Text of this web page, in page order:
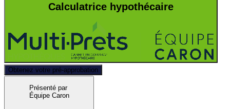
Calculatrice hypothécaire
Obtenez votre pré-approbation
Présenté par
Équipe Caron